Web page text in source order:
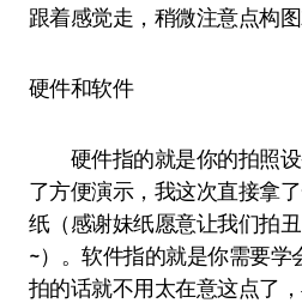
跟着感觉走，稍微注意点构图
硬件和软件
硬件指的就是你的拍照
了方便演示，我这次直接拿了
纸（感谢妹纸愿意让我们拍
~）。软件指的就是你需要学
拍的话就不用太在意这点了